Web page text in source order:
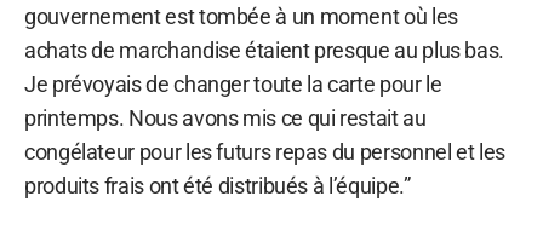
gouvernement est tombée à un moment où les
achats de marchandise étaient presque au plus bas.
Je prévoyais de changer toute la carte pour le
printemps. Nous avons mis ce qui restait au
congélateur pour les futurs repas du personnel et les
produits frais ont été distribués à l’équipe.”